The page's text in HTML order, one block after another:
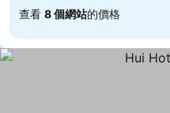
查看 8 個網站的價格